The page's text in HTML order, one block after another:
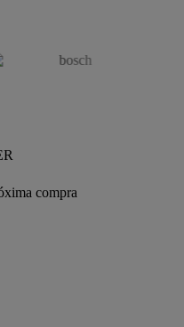
compra